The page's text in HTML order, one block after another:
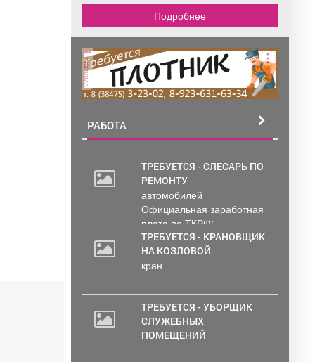
Подробнее
реклама
РАБОТА
ТРЕБУЕТСЯ - СЛЕСАРЬ ПО
РЕМОНТУ
автомобилей
Официальная заработная
плата по ТКРФ;
социальные гарантии и
уверенность в...
руб.
ТРЕБУЕТСЯ - КРАНОВЩИК
НА КОЗЛОВОЙ
кран
ТРЕБУЕТСЯ - УБОРЩИК
СЛУЖЕБНЫХ
ПОМЕЩЕНИЙ